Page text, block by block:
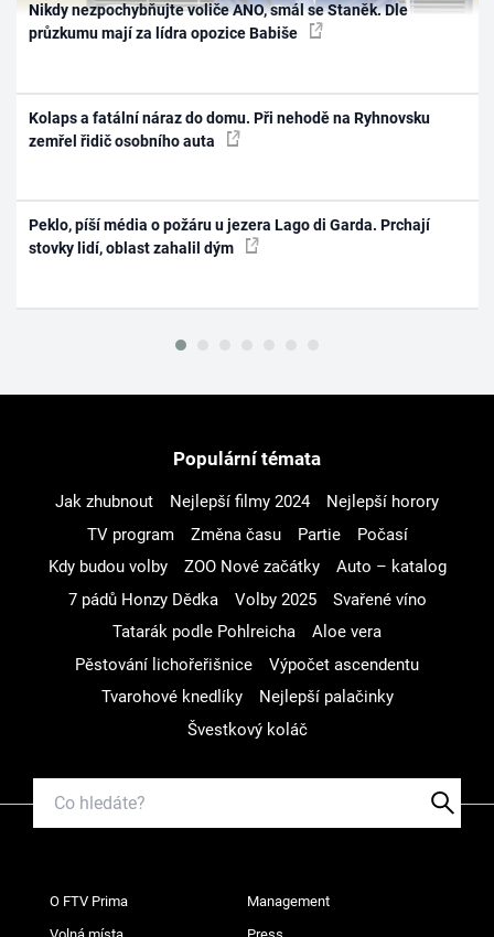
Nikdy nezpochybňujte voliče ANO, smál se Staněk. Dle
průzkumu mají za lídra opozice Babiše
Kolaps a fatální náraz do domu. Při nehodě na Ryhnovsku
zemřel řidič osobního auta
Peklo, píší média o požáru u jezera Lago di Garda. Prchají
stovky lidí, oblast zahalil dým
Populární témata
Jak zhubnout Nejlepší filmy 2024
Nejlepší horory
TV program
Změna času Partie
Počasí
Kdy budou volby
ZOO Nové začátky
Auto – katalog
7 pádů Honzy Dědka
Volby 2025
Svařené víno
Tatarák podle Pohlreicha
Aloe vera
Pěstování lichořeřišnice
Výpočet ascendentu
Tvarohové knedlíky
Nejlepší palačinky
Švestkový koláč
O FTV Prima Management